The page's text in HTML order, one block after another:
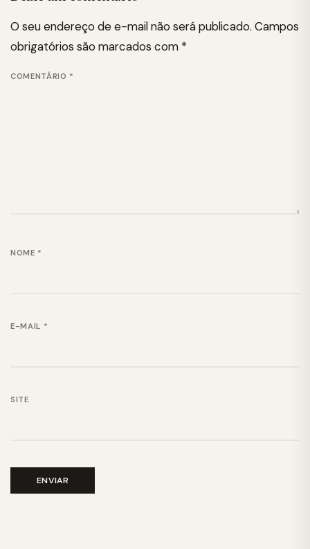
O seu endereço de e-mail não será publicado. Campos
obrigatórios são marcados com *
COMENTÁRIO *
NOME *
E-MAIL *
SITE